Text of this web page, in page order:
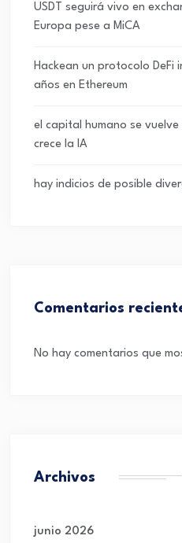
USDT seguirá vivo en
Europa pese a MiCA
Hackean un protocolo DeFi
años en Ethereum
el capital humano se
crece la IA
hay indicios de posible
Comentarios
No hay comentarios que
Archivos
junio 2026